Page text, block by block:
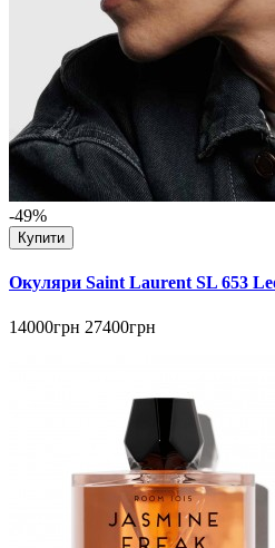
-49%
Купити
Окуляри Saint Laurent SL 653
14000грн 27400грн